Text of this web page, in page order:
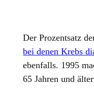
Der Prozentsatz
bei denen Krebs
ebenfalls. 1995
65 Jahren und